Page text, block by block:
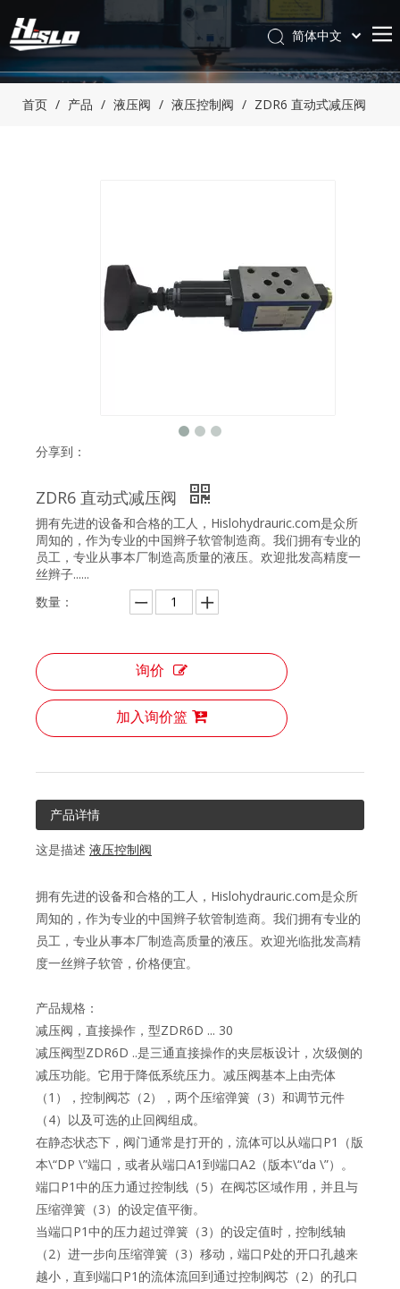
简体中文
English
首页 / 产品 / 液压阀 / 液压控制阀 / ZDR6 直动式减压阀
分享到：
ZDR6 直动式减压阀
拥有先进的设备和合格的工人，Hislohydrauric.com是众所
周知的，作为专业的中国辫子软管制造商。我们拥有专业的
员工，专业从事本厂制造高质量的液压。欢迎批发高精度一
丝辫子......
数量：
询价
加入询价篮
产品详情
这是描述 液压控制阀
拥有先进的设备和合格的工人，Hislohydrauric.com是众所
周知的，作为专业的中国辫子软管制造商。我们拥有专业的
员工，专业从事本厂制造高质量的液压。欢迎光临批发高精
度一丝辫子软管，价格便宜。
产品规格：
减压阀，直接操作，型ZDR6D ... 30
减压阀型ZDR6D ..是三通直接操作的夹层板设计，次级侧的
减压功能。它用于降低系统压力。减压阀基本上由壳体
（1），控制阀芯（2），两个压缩弹簧（3）和调节元件
（4）以及可选的止回阀组成。
在静态状态下，阀门通常是打开的，流体可以从端口P1（版
本\“DP \”端口，或者从端口A1到端口A2（版本\“da \”）。
端口P1中的压力通过控制线（5）在阀芯区域作用，并且与
压缩弹簧（3）的设定值平衡。
当端口P1中的压力超过弹簧（3）的设定值时，控制线轴
（2）进一步向压缩弹簧（3）移动，端口P处的开口孔越来
越小，直到端口P1的流体流回到通过控制阀芯（2）的孔口